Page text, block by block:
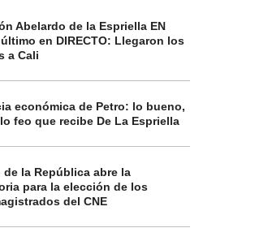
Abelardo de la Espriella EN
en DIRECTO: Llegaron los
a Cali
económica de Petro: lo bueno,
feo que recibe De La Espriella
de la República abre la
para la elección de los
del CNE